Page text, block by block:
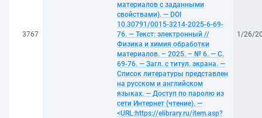
3767
материалов с заданными
свойствами). — DOI
10.30791/0015-3214-2025-6-69-
76. — Текст: электронный //
Физика и химия обработки
материалов. – 2025. – № 6. — С.
69-76. — Загл. с титул. экрана. —
Список литературы представлен
на русском и английском
языках. — Доступ по паролю из
сети Интернет (чтение). —
<URL:https://elibrary.ru/item.asp?
1/26/